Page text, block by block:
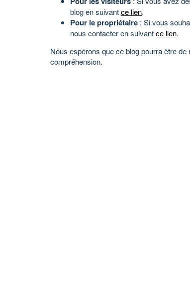
blog en suivantce lien.
Pour le propriétaire : Si vous
nous contacter en suivantce lien.
Nous espérons que ce blog pourra être
compréhension.